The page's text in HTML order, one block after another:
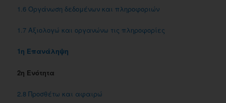
1.6 Οργάνωση δεδομένων και πληροφοριών
1.7 Αξιολογώ και οργανώνω τις πληροφορίες
1η Επανάληψη
2η Ενότητα
2.8 Προσθέτω και αφαιρώ